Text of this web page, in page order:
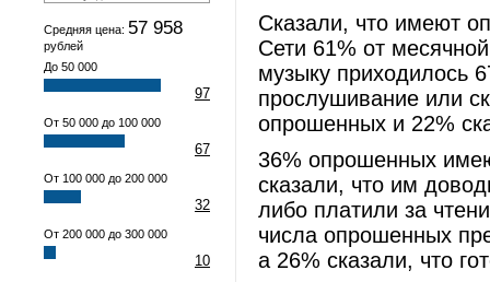
Средняя цена: 57 958
рублей
До 50 000
97
От 50 000 до 100 000
67
От 100 000 до 200 000
32
От 200 000 до 300 000
10
Сказали, что имеют
Сети 61% от
музыку приходилось
прослушивание или
опрошенных и 22%
36% опрошенных
сказали, что им
либо платили за
числа опрошенных
а 26% сказали, что